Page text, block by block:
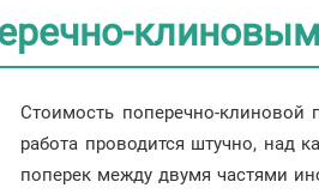
Стоимость поперечно-клиновой
работа проводится штучно, над
поперек между двумя частями